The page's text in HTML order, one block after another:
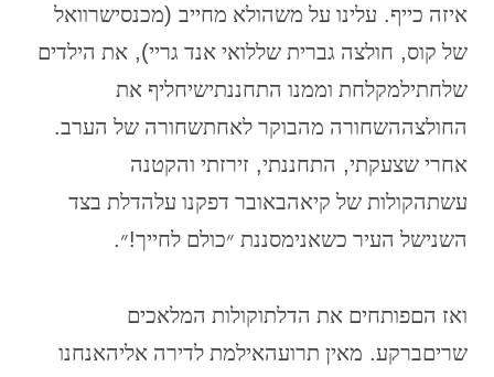
איזה כייף.עלינו על משהולא מחייב(מכנסישרוואל
של קוס,חולצה גברית שללואי אנד גריי),את הילדים
שלחתילמקלחת וממנו התחננתישיחליף את
החולצההשחורה מהבוקר לאחתשחורה של הערב.
אחרי שצעקתי,התחננתי,זירזתי והקטנה
עשתהקולות של קיאהבאובר דפקנו עלהדלת בצד
השנישל העיר כשאנימסננת ״כולם לחייך!״.
ואז הםפותחים את הדלתוקולות המלאכים
שריםברקע.מאין תרועהאילמת לדירה אליהאנחנו